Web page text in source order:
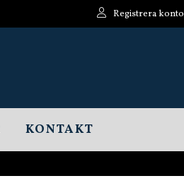
Registrera konto
KONTAKT